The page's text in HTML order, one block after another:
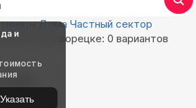
Дома Частный сектор
в Сестрорецке: 0 вариантов
и
Указать